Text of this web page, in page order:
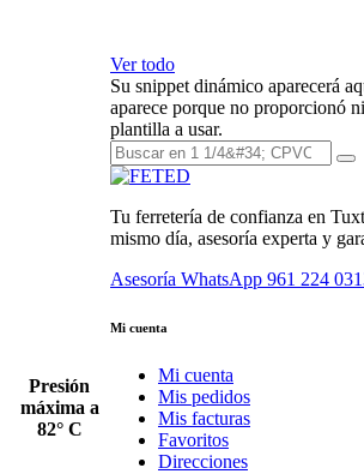
Presión
máxima a
82° C
Ver todo
Su snippet dinámico aparecerá
aparece porque no proporcionó
plantilla a usar.
Tu ferretería de confianza en
mismo día, asesoría experta y
Asesoría WhatsApp 961 224
Mi cuenta
Mi cuenta
Mis pedidos
Mis facturas
Favoritos
Direcciones